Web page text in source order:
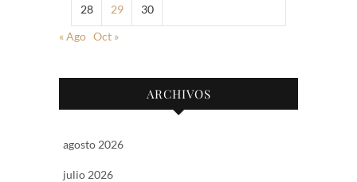
28 29
30
« Ago Oct »
ARCHIVOS
agosto 2026
julio 2026